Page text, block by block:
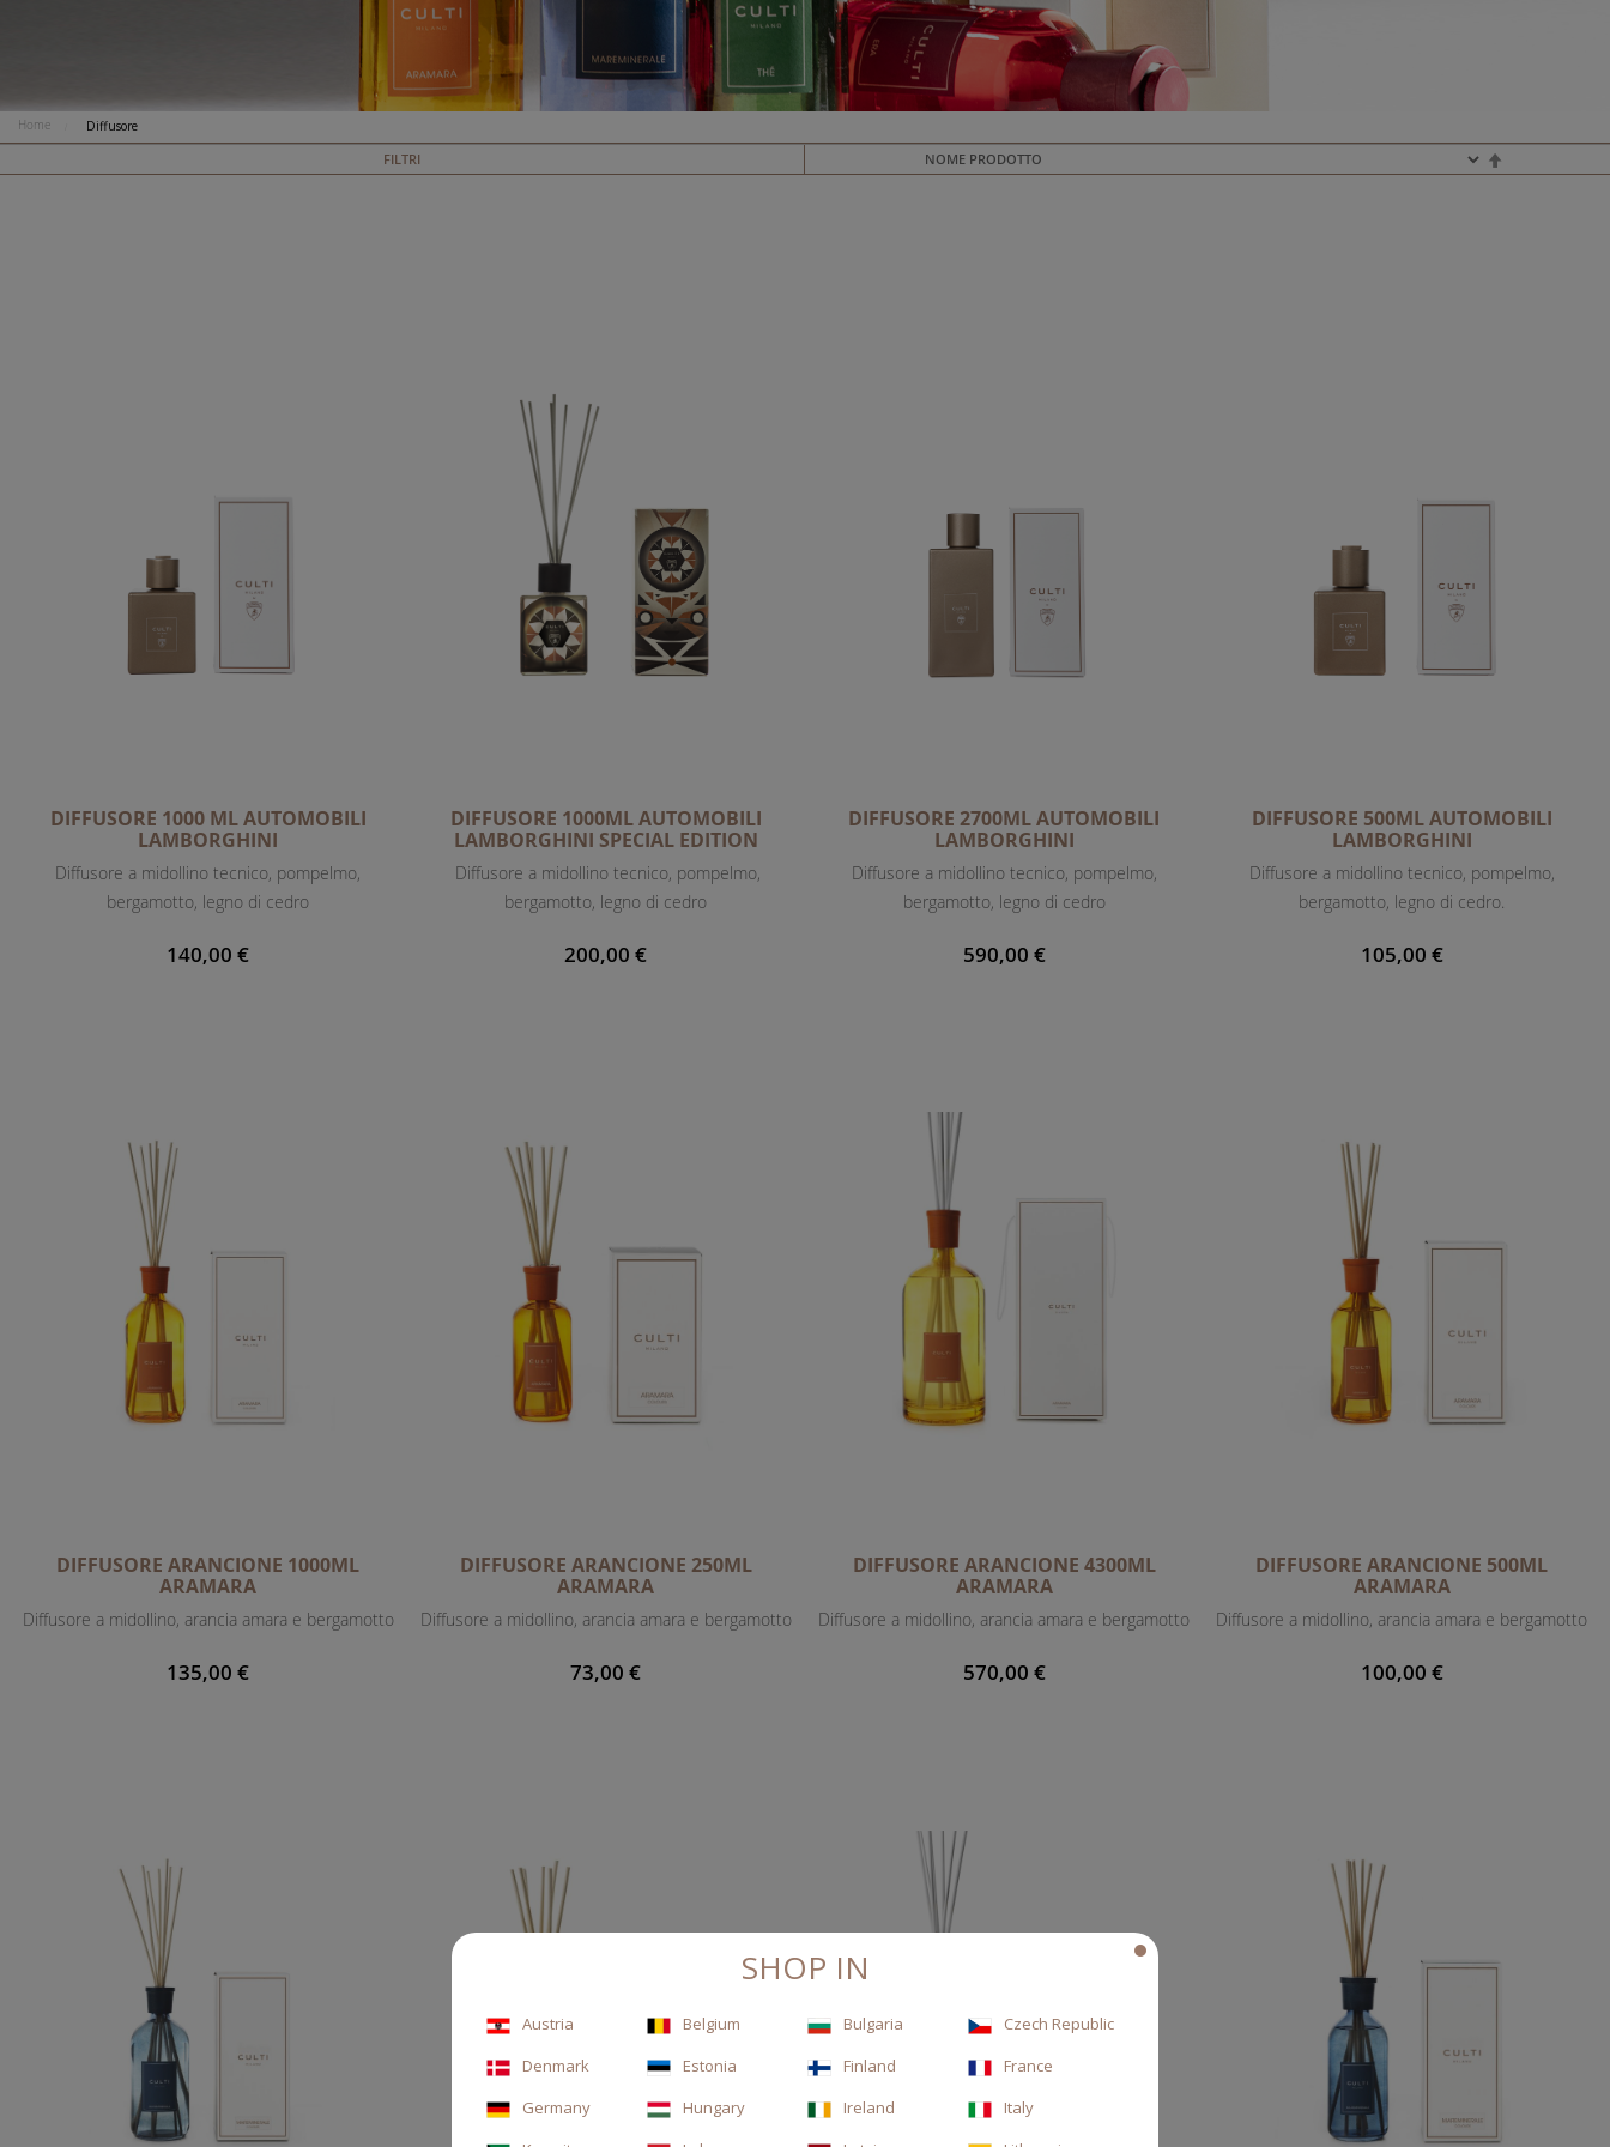
Home Diffusore
FILTRI
S
E
N
DIFFUSORE 1000 ML AUTOMOBILI
LAMBORGHINI
Diffusore a midollino tecnico, pompelmo,
bergamotto, legno di cedro
140,00 €
DIFFUSORE 1000ML AUTOMOBILI
LAMBORGHINI SPECIAL EDITION
Diffusore a midollino tecnico, pompelmo,
bergamotto, legno di cedro
200,00 €
DIFFUSORE 2700ML AUTOMOBILI
LAMBORGHINI
Diffusore a midollino tecnico, pompelmo,
bergamotto, legno di cedro
590,00 €
DIFFUSORE 500ML AUTOMOBILI
LAMBORGHINI
Diffusore a midollino tecnico, pompelmo,
bergamotto, legno di cedro.
105,00 €
DIFFUSORE ARANCIONE 1000ML
ARAMARA
Diffusore a midollino, arancia amara e bergamotto
135,00 €
DIFFUSORE ARANCIONE 250ML
ARAMARA
Diffusore a midollino, arancia amara e bergamotto
73,00 €
DIFFUSORE ARANCIONE 4300ML
ARAMARA
Diffusore a midollino, arancia amara e bergamotto
570,00 €
DIFFUSORE ARANCIONE 500ML
ARAMARA
Diffusore a midollino, arancia amara e bergamotto
100,00 €
SHOP IN
Austria Belgium Bulgaria
Czech Republic
Denmark
Estonia Finland
France
Germany
Hungary Ireland
Italy